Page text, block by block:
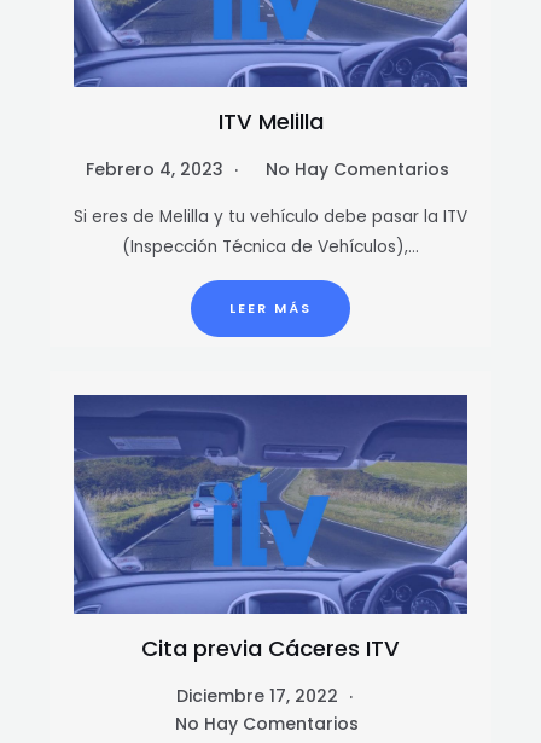
ITV Melilla
Febrero 4, 2023 No Hay Comentarios
Si eres de Melilla y tu vehículo debe pasar la ITV
(Inspección Técnica de Vehículos),…
LEER MÁS
Cita previa Cáceres ITV
Diciembre 17, 2022
No Hay Comentarios